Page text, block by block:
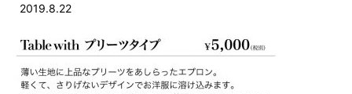
2019.8.22